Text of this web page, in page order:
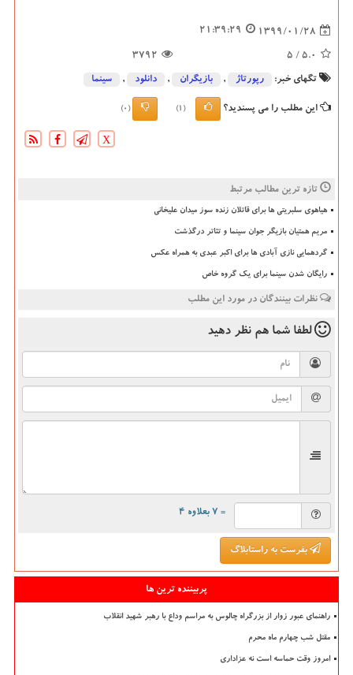
1399/01/28
21:39:29
5.0
/ 5
3792
تگهای خبر: رپورتاژ , بازیگران , دانلود , سینما
این مطلب را می پسندید؟ (1)
(0)
X
تازه ترین مطالب مرتبط
هیاهوی سلبریتی ها برای قاتلان زنده سوز میدان علیخانی
مریم همتیان بازیگر جوان سینما و تئاتر درگذشت
گردهمایی نازی آبادی ها برای اکبر عبدی به همراه عکس
رایگان شدن سینما برای یک گروه خاص
نظرات بینندگان در مورد این مطلب
لطفا شما هم نظر دهید
= ۷ بعلاوه ۴
بفرست به راستابلاگ
پربیننده ترین ها
راهنمای عبور زوار از بزرگراه چالوس به مراسم وداع با رهبر شهید انقلاب
مقتل شب چهارم ماه محرم
امروز وقت حماسه است نه عزاداری